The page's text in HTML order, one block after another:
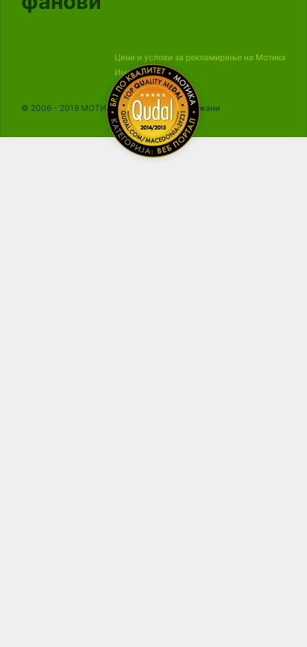
Цени и услови за рекламирање на Мотика
Импресум
© 2006 - 2019 МОТИКА, Сите права се задржани